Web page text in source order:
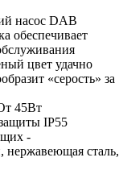
насос DAB
обеспечивает
цвет удачно
«серость» за
45Вт
IP55
-
нержавеющая сталь,